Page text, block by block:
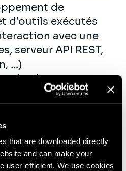
that are downloaded directly
and can make your
user-efficient. We use cookies
de
d’outils exécutés
avec une
serveur API REST,
...)
le
local et pour la
: gestion de
de logiciels
build